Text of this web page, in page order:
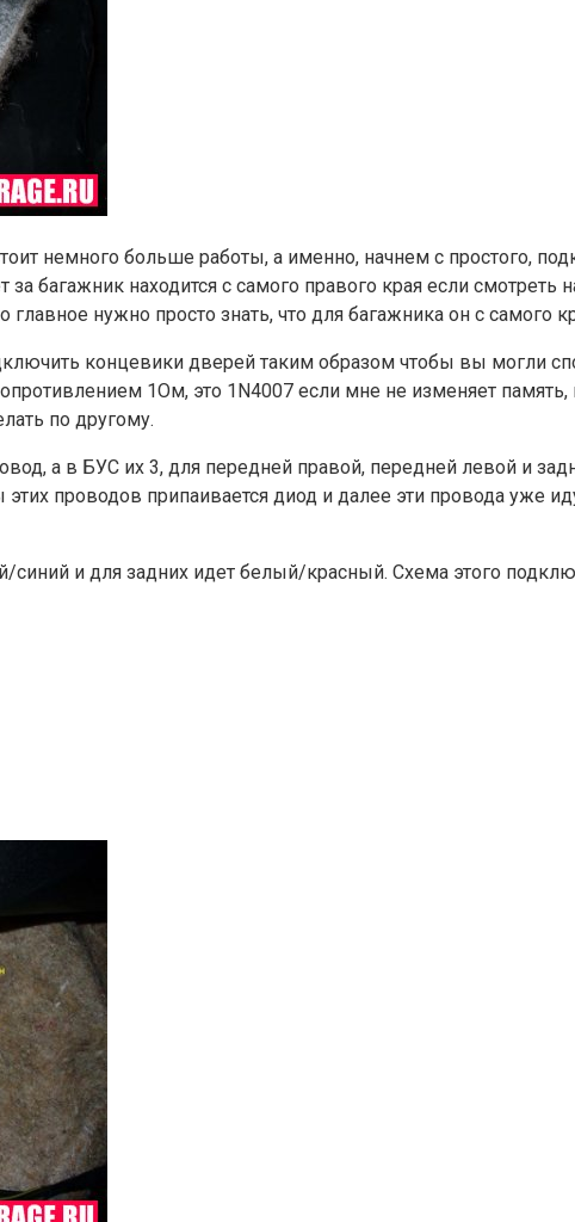
немного больше работы, а именно, начнем с простого,
за багажник находится с самого правого края если
нужно просто знать, что для багажника он с самого
концевики дверей таким образом чтобы вы могли
1Ом, это 1N4007 если мне не изменяет
по другому.
а в БУС их 3, для передней правой, передней левой и
проводов припаивается диод и далее эти провода уже
и для задних идет белый/красный. Схема этого